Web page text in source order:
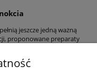
jeszcze jedną ważną
proponowane preparaty
i równoważy pH.